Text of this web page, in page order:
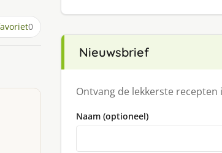
0
Nieuwsbrief
Ontvang de lekkerste recepten
Naam (optioneel)